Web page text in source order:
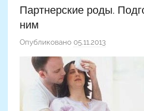
Партнерские роды.
ним
Опубликовано 05.11.2013
о